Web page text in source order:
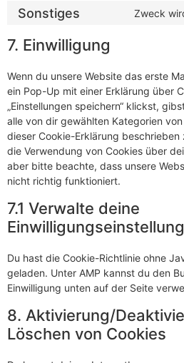
Sonstiges Zweck
7. Einwilligung
Wenn du unsere Website das erste
ein Pop-Up mit einer Erklärung über
„Einstellungen speichern“ klickst,
alle von dir gewählten Kategorien
dieser Cookie-Erklärung
die Verwendung von Cookies über
aber bitte beachte, dass unsere
nicht richtig funktioniert.
7.1 Verwalte deine
Du hast die Cookie-Richtlinie ohne
geladen. Unter AMP kannst du den
Einwilligung unten auf der Seite
8. Aktivierung/
Löschen von Cookies